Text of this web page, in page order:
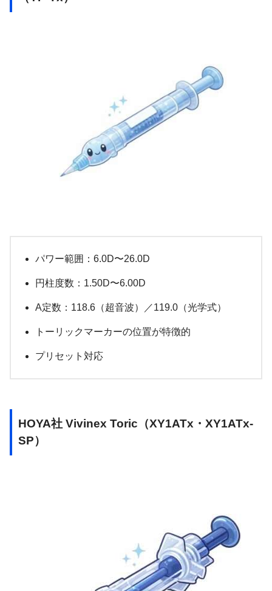
パワー範囲：6.0D〜26.0D
円柱度数：1.50D〜6.00D
A定数：118.6（超音波）／119.0（光学式）
トーリックマーカーの位置が特徴的
プリセット対応
HOYA社 Vivinex Toric（XY1ATx・XY1ATx-
SP）